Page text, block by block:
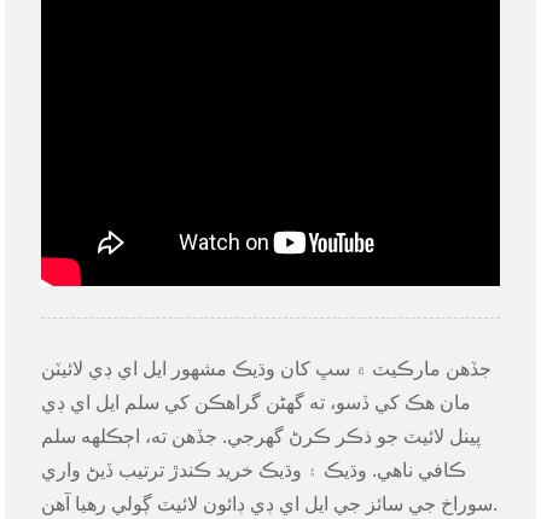
جڏهن مارڪيٽ ۾ سڀ کان وڌيڪ مشهور ايل اي ڊي لائيٽن
مان هڪ کي ڏسو، ته گھڻن گراهڪن کي سلم ايل اي ڊي
پينل لائيٽ جو ذڪر ڪرڻ گهرجي. جڏهن ته، اڄڪلهه سلم
ڪافي ناهي. وڌيڪ ۽ وڌيڪ خريد ڪندڙ ترتيب ڏيڻ واري
سوراخ جي سائز جي ايل اي ڊي ڊائون لائيٽ ڳولي رهيا آهن.